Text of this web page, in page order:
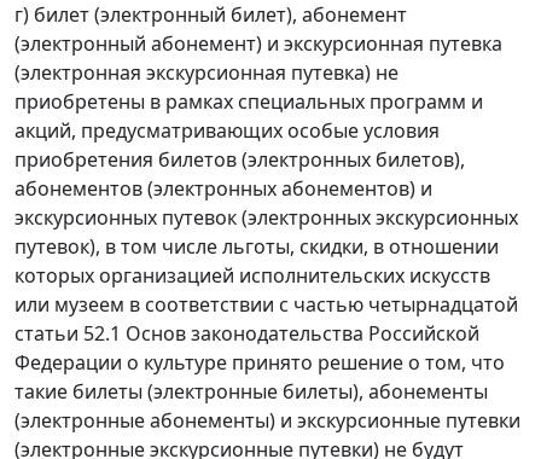
г) билет (электронный билет), абонемент
(электронный абонемент) и экскурсионная путевка
(электронная экскурсионная путевка) не
приобретены в рамках специальных программ и
акций, предусматривающих особые условия
приобретения билетов (электронных билетов),
абонементов (электронных абонементов) и
экскурсионных путевок (электронных экскурсионных
путевок), в том числе льготы, скидки, в отношении
которых организацией исполнительских искусств
или музеем в соответствии с частью четырнадцатой
статьи 52.1 Основ законодательства Российской
Федерации о культуре принято решение о том, что
такие билеты (электронные билеты), абонементы
(электронные абонементы) и экскурсионные путевки
(электронные экскурсионные путевки) не будут